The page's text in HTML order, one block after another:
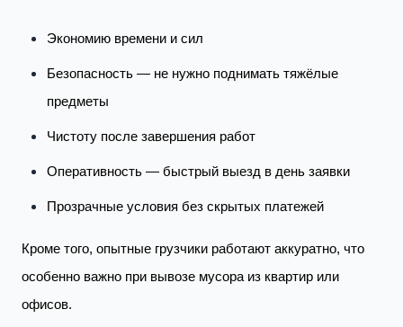
Экономию времени и сил
Безопасность — не нужно поднимать тяжёлые
предметы
Чистоту после завершения работ
Оперативность — быстрый выезд в день заявки
Прозрачные условия без скрытых платежей
Кроме того, опытные грузчики работают аккуратно, что
особенно важно при вывозе мусора из квартир или
офисов.